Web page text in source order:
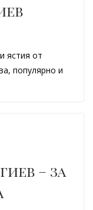
ястия от
популярно и
– за